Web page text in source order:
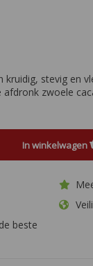
kruidig, stevig en
afdronk zwoele
In winkelwagen
beste